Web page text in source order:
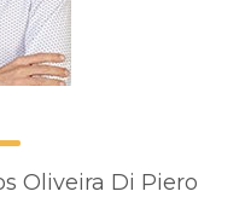
Oliveira Di Piero